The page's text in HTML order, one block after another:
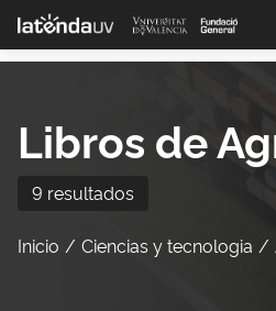
Saltar al contenido principal
Libros de
9 resultados
Inicio Ciencias y tecnologia